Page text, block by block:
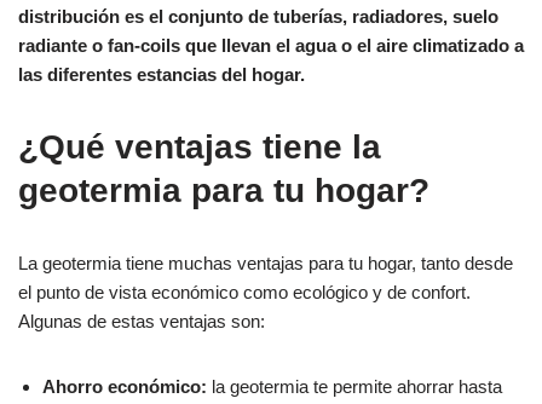
distribución es el conjunto de tuberías, radiadores, suelo
radiante o fan-coils que llevan el agua o el aire climatizado a
las diferentes estancias del hogar.
¿Qué ventajas tiene la
geotermia para tu hogar?
La geotermia tiene muchas ventajas para tu hogar, tanto desde
el punto de vista económico como ecológico y de confort.
Algunas de estas ventajas son:
Ahorro económico: la geotermia te permite ahorrar hasta